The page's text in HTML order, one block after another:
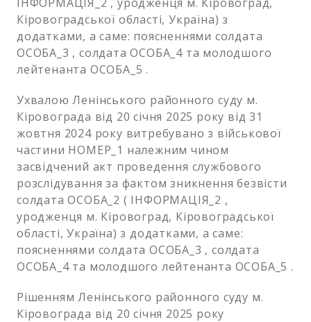
Кіровоградської області, Україна) з
додатками, а саме: поясненнями солдата
ОСОБА_3 , солдата ОСОБА_4 та молодшого
лейтенанта ОСОБА_5 .
Ухвалою Ленінського районного суду м.
Кіровограда від 20 січня 2025 року від 31
жовтня 2024 року витребувано з військової
частини НОМЕР_1 належним чином
засвідчений акт проведення службового
розслідування за фактом зникнення безвісти
солдата ОСОБА_2 ( ІНФОРМАЦІЯ_2 ,
уродженця м. Кіровоград, Кіровоградської
області, Україна) з додатками, а саме:
поясненнями солдата ОСОБА_3 , солдата
ОСОБА_4 та молодшого лейтенанта ОСОБА_5 .
Рішенням Ленінського районного суду м.
Кіровограда від 20 січня 2025 року